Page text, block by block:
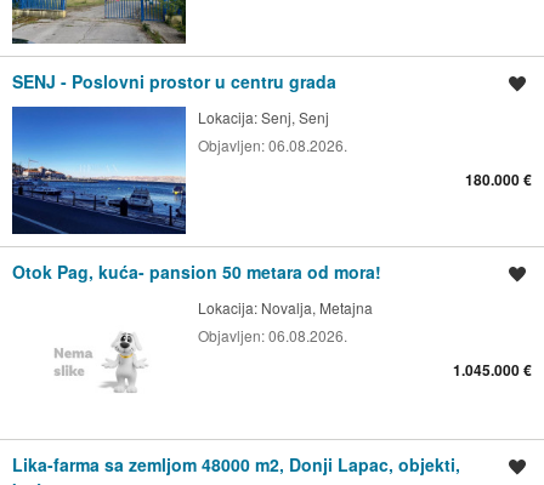
SENJ - Poslovni prostor u centru grada
Lokacija:Senj, Senj
Objavljen:06.08.2026.
180.000 €
Otok Pag, kuća- pansion 50 metara od mora!
Lokacija: Novalja, Metajna
Objavljen:06.08.2026.
1.045.000 €
Lika-farma sa zemljom 48000 m2, Donji Lapac, objekti,